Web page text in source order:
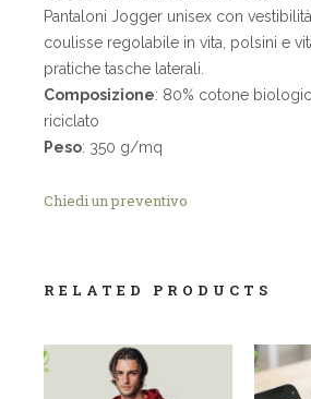
Pantaloni Jogger unisex con
coulisse regolabile in vita, polsini e
pratiche tasche laterali.
Composizione: 80% cotone
riciclato
Peso: 350 g/mq
Chiedi un preventivo
RELATED PRODUCTS